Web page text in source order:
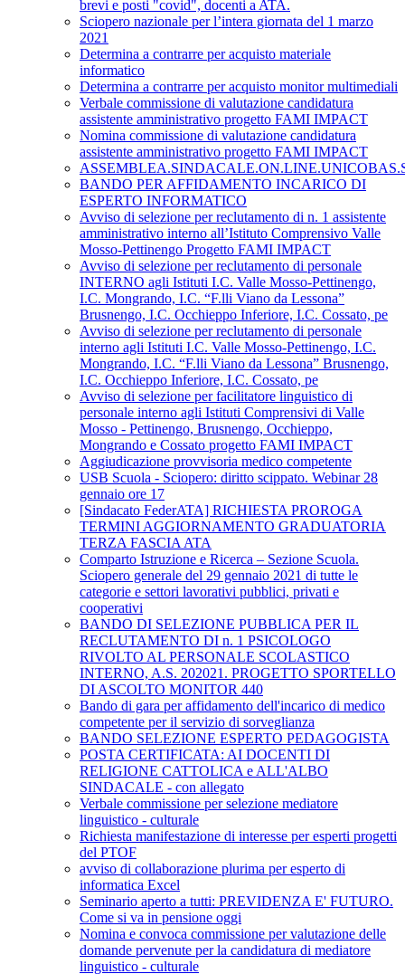
brevi e posti "covid", docenti a ATA.
Sciopero nazionale per l’intera giornata del 1 marzo
2021
Determina a contrarre per acquisto materiale
informatico
Determina a contrarre per acquisto monitor multimediali
Verbale commissione di valutazione candidatura
assistente amministrativo progetto FAMI IMPACT
Nomina commissione di valutazione candidatura
assistente amministrativo progetto FAMI IMPACT
BANDO PER AFFIDAMENTO INCARICO DI
ESPERTO INFORMATICO
Avviso di selezione per reclutamento di n. 1 assistente
amministrativo interno all’Istituto Comprensivo Valle
Mosso-Pettinengo Progetto FAMI IMPACT
Avviso di selezione per reclutamento di personale
INTERNO agli Istituti I.C. Valle Mosso-Pettinengo,
I.C. Mongrando, I.C. “F.lli Viano da Lessona”
Brusnengo, I.C. Occhieppo Inferiore, I.C. Cossato, pe
Avviso di selezione per reclutamento di personale
interno agli Istituti I.C. Valle Mosso-Pettinengo, I.C.
Mongrando, I.C. “F.lli Viano da Lessona” Brusnengo,
I.C. Occhieppo Inferiore, I.C. Cossato, pe
Avviso di selezione per facilitatore linguistico di
personale interno agli Istituti Comprensivi di Valle
Mosso - Pettinengo, Brusnengo, Occhieppo,
Mongrando e Cossato progetto FAMI IMPACT
Aggiudicazione provvisoria medico competente
USB Scuola - Sciopero: diritto scippato. Webinar 28
gennaio ore 17
[Sindacato FederATA] RICHIESTA PROROGA
TERMINI AGGIORNAMENTO GRADUATORIA
TERZA FASCIA ATA
Comparto Istruzione e Ricerca – Sezione Scuola.
Sciopero generale del 29 gennaio 2021 di tutte le
categorie e settori lavorativi pubblici, privati e
cooperativi
BANDO DI SELEZIONE PUBBLICA PER IL
RECLUTAMENTO DI n. 1 PSICOLOGO
RIVOLTO AL PERSONALE SCOLASTICO
INTERNO, A.S. 202021. PROGETTO SPORTELLO
DI ASCOLTO MONITOR 440
Bando di gara per affidamento dell'incarico di medico
competente per il servizio di sorveglianza
BANDO SELEZIONE ESPERTO PEDAGOGISTA
POSTA CERTIFICATA: AI DOCENTI DI
RELIGIONE CATTOLICA e ALL'ALBO
SINDACALE - con allegato
Verbale commissione per selezione mediatore
linguistico - culturale
Richiesta manifestazione di interesse per esperti progetti
del PTOF
avviso di collaborazione plurima per esperto di
informatica Excel
Seminario aperto a tutti: PREVIDENZA E' FUTURO.
Come si va in pensione oggi
Nomina e convoca commissione per valutazione delle
domande pervenute per la candidatura di mediatore
linguistico - culturale